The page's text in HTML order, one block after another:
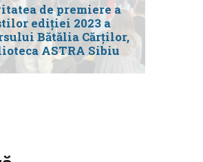
de premiere a
ediției 2023 a
Bătălia Cărților,
ASTRA Sibiu